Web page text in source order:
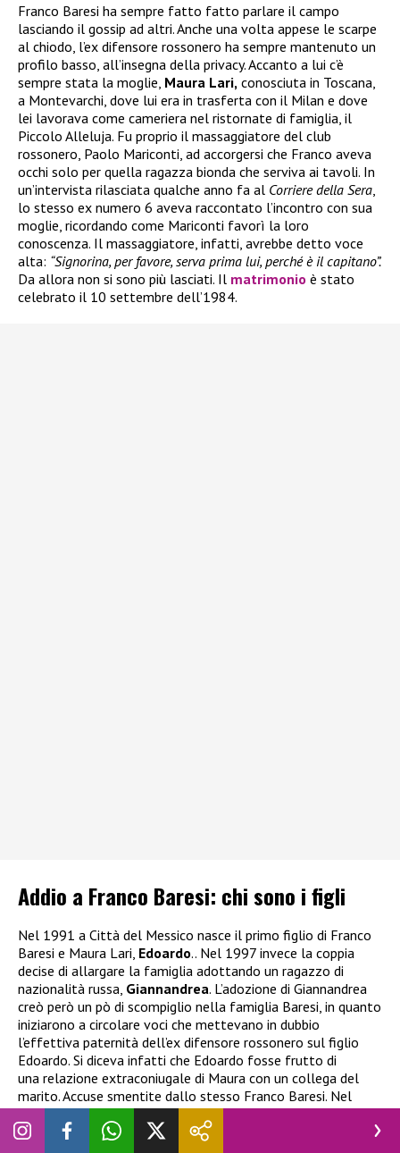
Franco Baresi ha sempre fatto fatto parlare il campo
lasciando il gossip ad altri. Anche una volta appese le scarpe
al chiodo, l’ex difensore rossonero ha sempre mantenuto un
profilo basso, all’insegna della privacy. Accanto a lui c’è
sempre stata la moglie, Maura Lari, conosciuta in Toscana,
a Montevarchi, dove lui era in trasferta con il Milan e dove
lei lavorava come cameriera nel ristornate di famiglia, il
Piccolo Alleluja. Fu proprio il massaggiatore del club
rossonero, Paolo Mariconti, ad accorgersi che Franco aveva
occhi solo per quella ragazza bionda che serviva ai tavoli. In
un’intervista rilasciata qualche anno fa al Corriere della Sera
lo stesso ex numero 6 aveva raccontato l’incontro con sua
moglie, ricordando come Mariconti favorì la loro
conoscenza. Il massaggiatore, infatti, avrebbe detto voce
alta: “Signorina, per favore, serva prima lui, perché è il capitano”.
Da allora non si sono più lasciati. Il matrimonio è stato
celebrato il 10 settembre dell’1984.
Addio a Franco Baresi: chi sono i figli
Nel 1991 a Città del Messico nasce il primo figlio di Franco
Baresi e Maura Lari, Edoardo.. Nel 1997 invece la coppia
decise di allargare la famiglia adottando un ragazzo di
nazionalità russa, Giannandrea. L’adozione di Giannandrea
creò però un pò di scompiglio nella famiglia Baresi, in quanto
iniziarono a circolare voci che mettevano in dubbio
l’effettiva paternità dell’ex difensore rossonero sul figlio
Edoardo. Si diceva infatti che Edoardo fosse frutto di
una relazione extraconiugale di Maura con un collega del
marito. Accuse smentite dallo stesso Franco Baresi. Nel
2005 accadde un altro fatto che mise in crisi il rapporto di
coppia, ovvero l’accusa di truffa nei confronti di Maura. La